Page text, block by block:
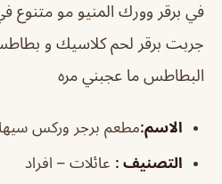
في برقر وورك المنيو مو متنوع في
جربت برقر لحم كلاسيك و بطاطس
البطاطس ما عجبني مره
الاسم:مطعم برجر وركس
التصنيف : عائلات – افراد